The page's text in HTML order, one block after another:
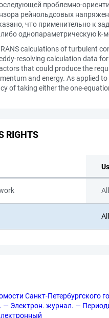
проблемно-
рейнольдсовых
что применительно к
однопараметрическую k-
calculations of turbulent
resolving calculation data
that could produce the
and energy. As applied
of taking either the one-
RIGHTS
All
All
Санкт-Петербургского
— Электрон. журнал. —